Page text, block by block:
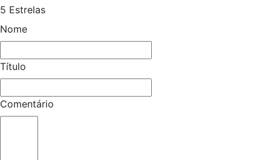
5 Estrelas
Nome
Título
Comentário